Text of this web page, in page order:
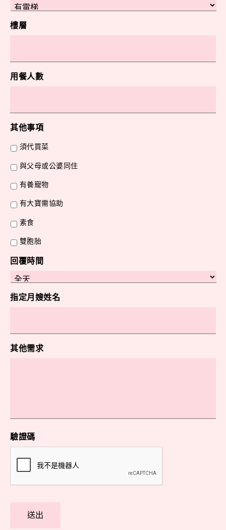
樓層
用餐人數
其他事項
須代買菜
與父母或公婆同住
有養寵物
有大寶需協助
素食
雙胞胎
回覆時間
指定月嫂姓名
其他需求
驗證碼